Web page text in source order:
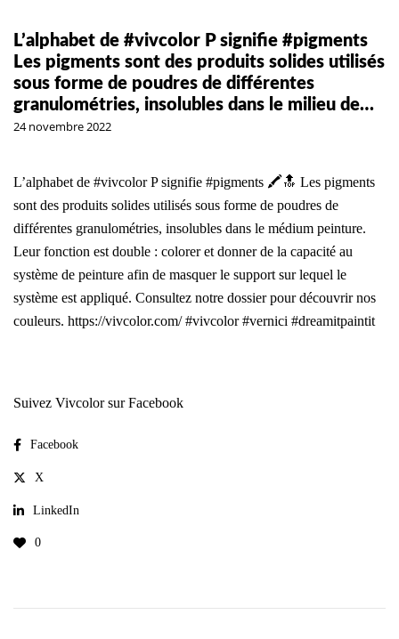
L’alphabet de #vivcolor P signifie #pigments
Les pigments sont des produits solides utilisés
sous forme de poudres de différentes
granulométries, insolubles dans le milieu de…
24 novembre 2022
L’alphabet de #vivcolor P signifie #pigments 🖍️🔝 Les pigments
sont des produits solides utilisés sous forme de poudres de
différentes granulométries, insolubles dans le médium peinture.
Leur fonction est double : colorer et donner de la capacité au
système de peinture afin de masquer le support sur lequel le
système est appliqué. Consultez notre dossier pour découvrir nos
couleurs. https://vivcolor.com/ #vivcolor #vernici #dreamitpaintit
Suivez Vivcolor sur Facebook
Facebook
X
LinkedIn
0